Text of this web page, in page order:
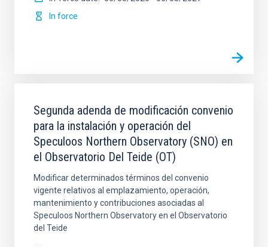
In force
Segunda adenda de modificación convenio
para la instalación y operación del
Speculoos Northern Observatory (SNO) en
el Observatorio Del Teide (OT)
Modificar determinados términos del convenio
vigente relativos al emplazamiento, operación,
mantenimiento y contribuciones asociadas al
Speculoos Northern Observatory en el Observatorio
del Teide